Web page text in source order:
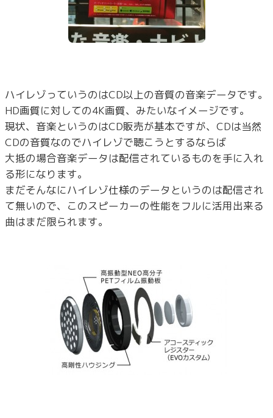
ハイレゾっていうのはCD以上の音質の音楽データです。
HD画質に対しての4K画質、みたいなイメージです。
現状、音楽というのはCD販売が基本ですが、CDは当然
CDの音質なのでハイレゾで聴こうとするならば
大抵の場合音楽データは配信されているものを手に入れ
る形になります。
まだそんなにハイレゾ仕様のデータというのは配信され
て無いので、このスピーカーの性能をフルに活用出来る
曲はまだ限られます。